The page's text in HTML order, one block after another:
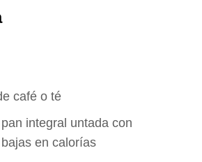
café o té
integral untada con
en calorías